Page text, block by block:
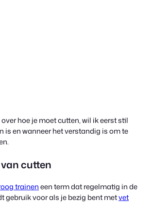
hoe je moet cutten, wil ik eerst stil
is en wanneer het verstandig is om te
cutten
traineneen term dat regelmatig in de
gebruik voor als je bezig bent metvet